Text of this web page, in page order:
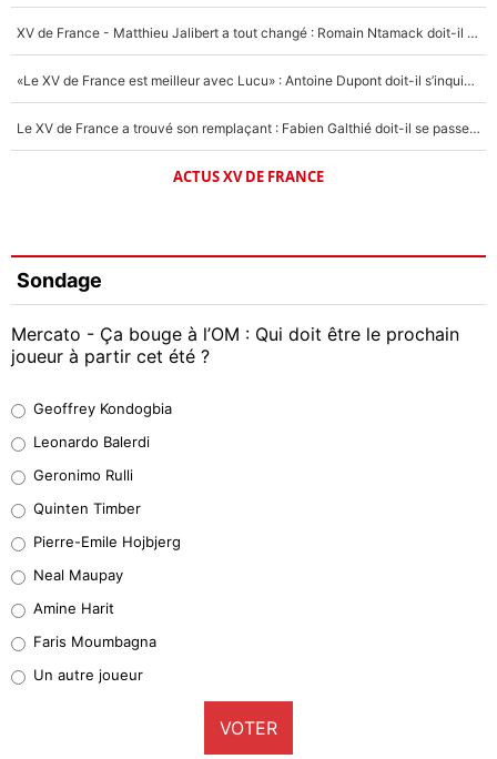
XV de France - Matthieu Jalibert a tout changé : Romain Ntamack doit-il s’inquiéter pour sa place à un an de la Coupe du monde ?
«Le XV de France est meilleur avec Lucu» : Antoine Dupont doit-il s’inquiéter pour sa place ?
Le XV de France a trouvé son remplaçant : Fabien Galthié doit-il se passer d'Antoine Dupont ?
ACTUS XV DE FRANCE
Sondage
Mercato - Ça bouge à l’OM : Qui doit être le prochain
joueur à partir cet été ?
38%
32%
5%
1%
9%
Geoffrey Kondogbia
Leonardo Balerdi
Geronimo Rulli
Quinten Timber
Pierre-Emile Hojbjerg
Neal Maupay
Amine Harit
Faris Moumbagna
Un autre joueur
VOTER